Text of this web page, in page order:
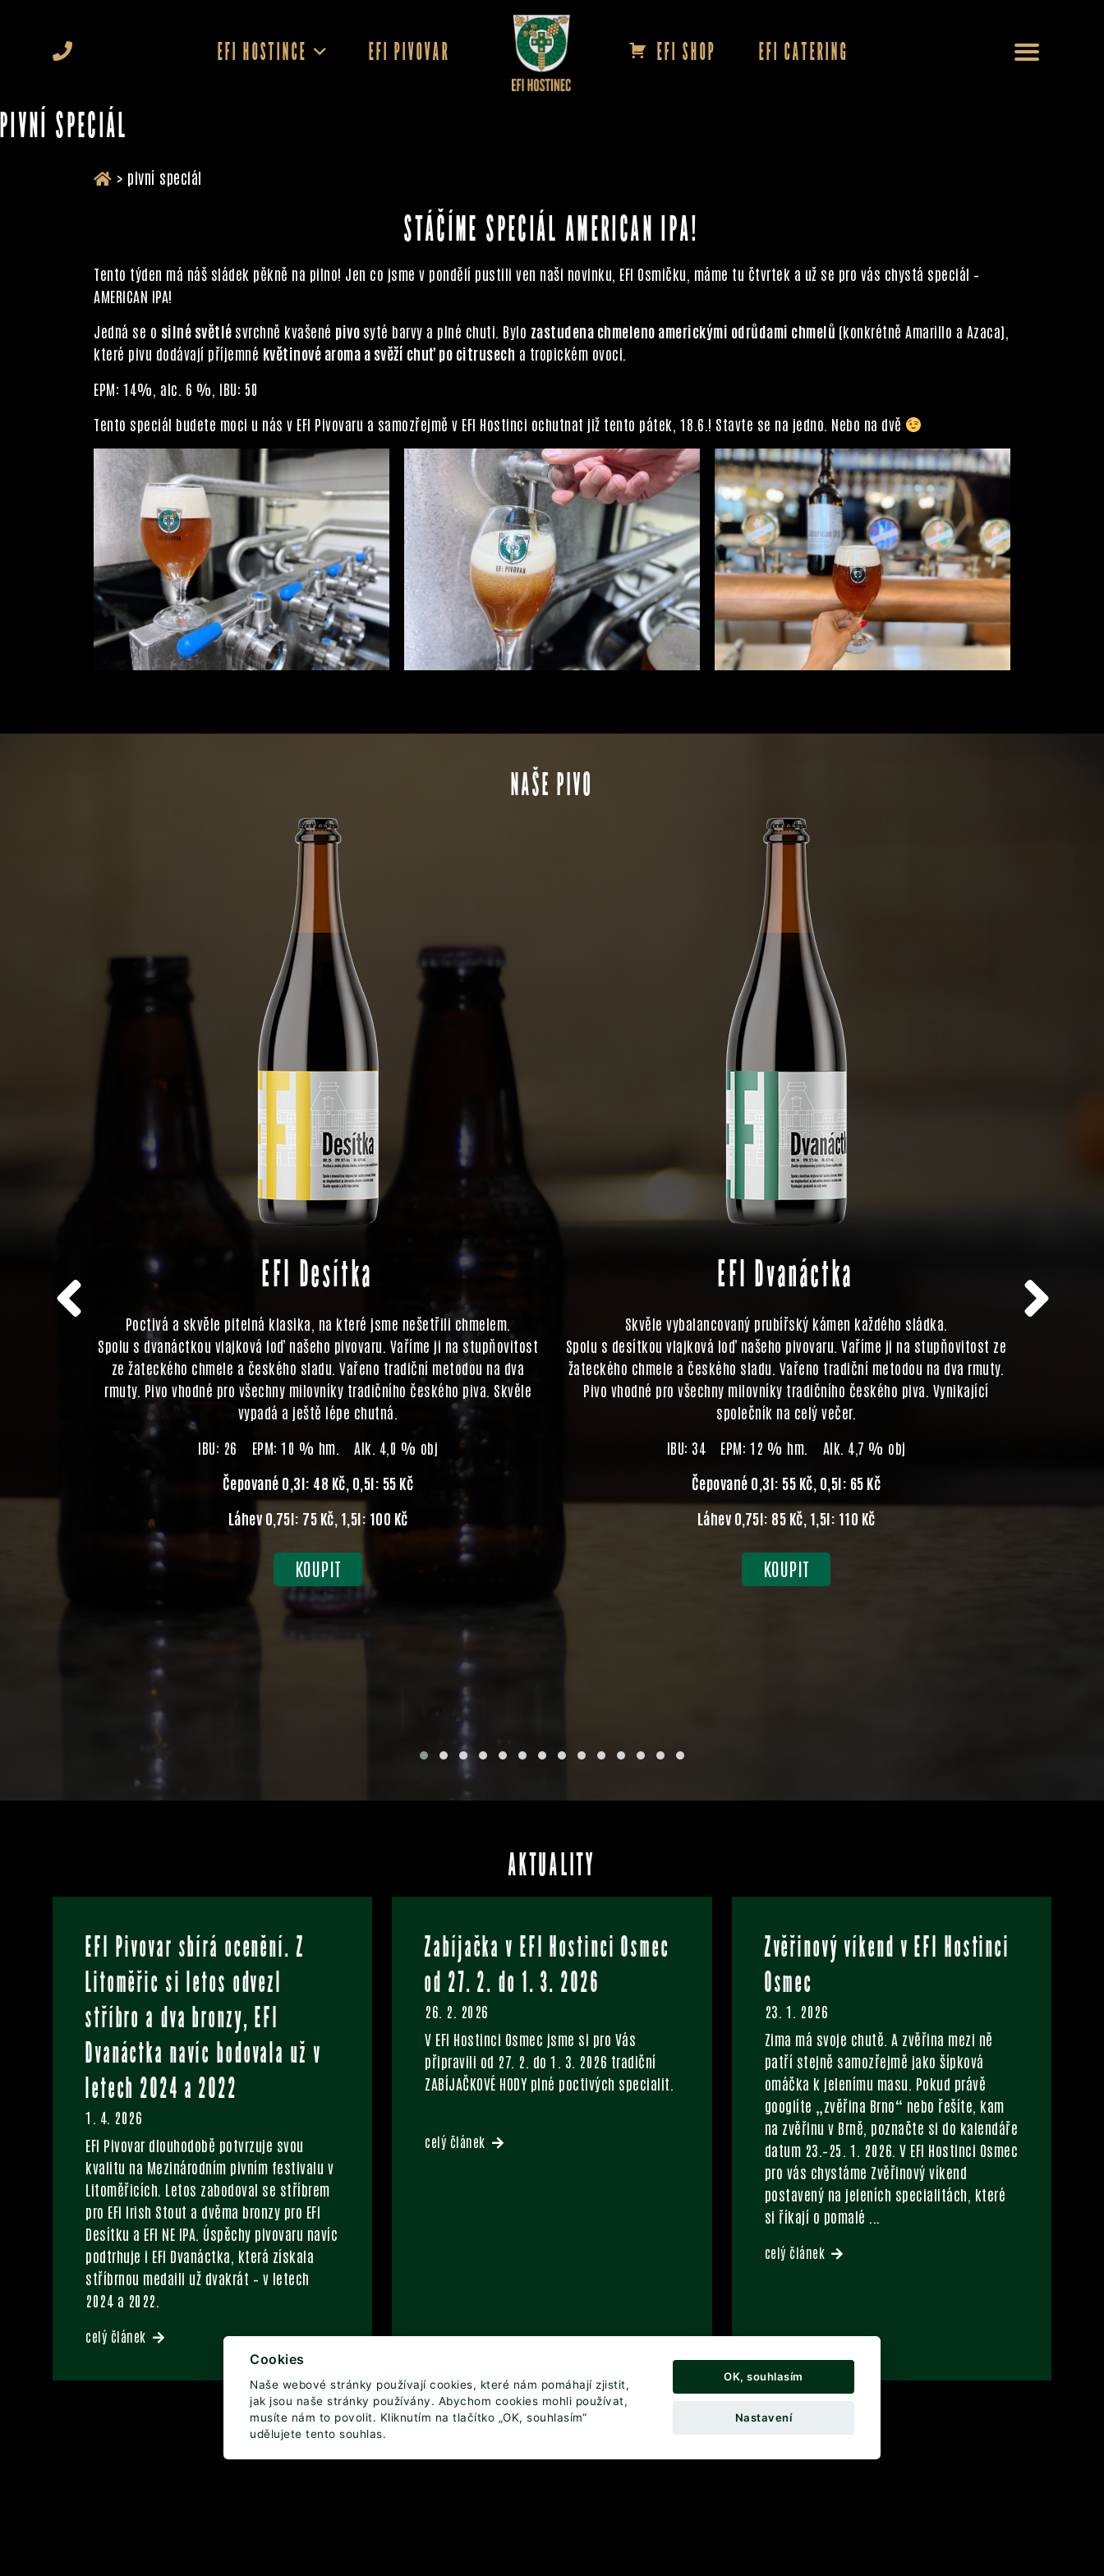
EFI HOSTINCE EFI PIVOVAR EFI SHOP EFI CATERING
PIVNÍ SPECIÁL
> pivní speciál
STÁČÍME SPECIÁL AMERICAN IPA!
Tento týden má náš sládek pěkně na pilno! Jen co jsme v pondělí pustili ven naši novinku, EFI Osmičku, máme tu čtvrtek a už se pro vás chystá speciál –
AMERICAN IPA!
Jedná se o silné světlé svrchně kvašené pivo syté barvy a plné chuti. Bylo zastudena chmeleno americkými odrůdami chmelů (konkrétně Amarillo a Azaca),
které pivu dodávají příjemné květinové aroma a svěží chuť po citrusech a tropickém ovoci.
EPM: 14%, alc. 6 %, IBU: 50
Tento speciál budete moci u nás v EFI Pivovaru a samozřejmě v EFI Hostinci ochutnat již tento pátek, 18.6.! Stavte se na jedno. Nebo na dvě
NAŠE PIVO
EFI Desítka
Poctivá a skvěle pitelná klasika, na které jsme nešetřili chmelem.
Spolu s dvanáctkou vlajková loď našeho pivovaru. Vaříme ji na stupňovitost
ze žateckého chmele a českého sladu. Vařeno tradiční metodou na dva
rmuty. Pivo vhodné pro všechny milovníky tradičního českého piva. Skvěle
vypadá a ještě lépe chutná.
IBU: 26 EPM: 10 % hm. Alk. 4,0 % obj
Čepované 0,3l: 48 Kč, 0,5l: 55 Kč
Láhev 0,75l: 75 Kč, 1,5l: 100 Kč
KOUPIT
EFI Dvanáctka
Skvěle vybalancovaný prubířský kámen každého sládka.
Spolu s desítkou vlajková loď našeho pivovaru. Vaříme ji na stupňovitost ze
žateckého chmele a českého sladu. Vařeno tradiční metodou na dva rmuty.
Pivo vhodné pro všechny milovníky tradičního českého piva. Vynikající
společník na celý večer.
IBU: 34 EPM: 12 % hm. Alk. 4,7 % obj
Čepované 0,3l: 55 Kč, 0,5l: 65 Kč
Láhev 0,75l: 85 Kč, 1,5l: 110 Kč
KOUPIT
AKTUALITY
EFI Pivovar sbírá ocenění. Z
Litoměřic si letos odvezl
stříbro a dva bronzy, EFI
Dvanáctka navíc bodovala už v
letech 2024 a 2022
1. 4. 2026
EFI Pivovar dlouhodobě potvrzuje svou
kvalitu na Mezinárodním pivním festivalu v
Litoměřicích. Letos zabodoval se stříbrem
pro EFI Irish Stout a dvěma bronzy pro EFI
Desítku a EFI NE IPA. Úspěchy pivovaru navíc
podtrhuje i EFI Dvanáctka, která získala
stříbrnou medaili už dvakrát – v letech
2024 a 2022.
celý článek
Zabíjačka v EFI Hostinci Osmec
od 27. 2. do 1. 3. 2026
26. 2. 2026
V EFI Hostinci Osmec jsme si pro Vás
připravili od 27. 2. do 1. 3. 2026 tradiční
ZABÍJAČKOVÉ HODY plné poctivých specialit.
celý článek
Zvěřinový víkend v EFI Hostinci
Osmec
23. 1. 2026
Zima má svoje chutě. A zvěřina mezi ně
patří stejně samozřejmě jako šípková
omáčka k jelenímu masu. Pokud právě
googlíte „zvěřina Brno“ nebo řešíte, kam
na zvěřinu v Brně, poznačte si do kalendáře
datum 23.–25. 1. 2026. V EFI Hostinci Osmec
pro vás chystáme Zvěřinový víkend
postavený na jeleních specialitách, které
si říkají o pomalé
celý článek
Cookies
Naše webové stránky používají cookies, které nám pomáhají zjistit,
jak jsou naše stránky používány. Abychom cookies mohli používat,
musíte nám to povolit. Kliknutím na tlačítko „OK, souhlasím“
udělujete tento souhlas.
OK, souhlasím
Nastavení